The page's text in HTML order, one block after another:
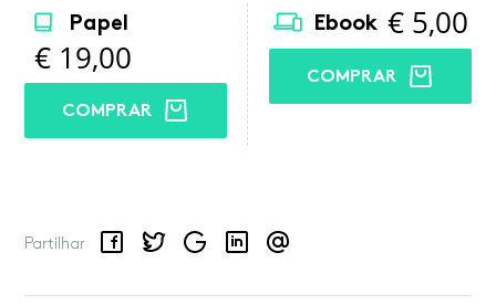
Papel
€ 19,00
COMPRAR
Ebook € 5,00
COMPRAR
Partilhar
FacebookTwitterGoogle LinkedInEmail